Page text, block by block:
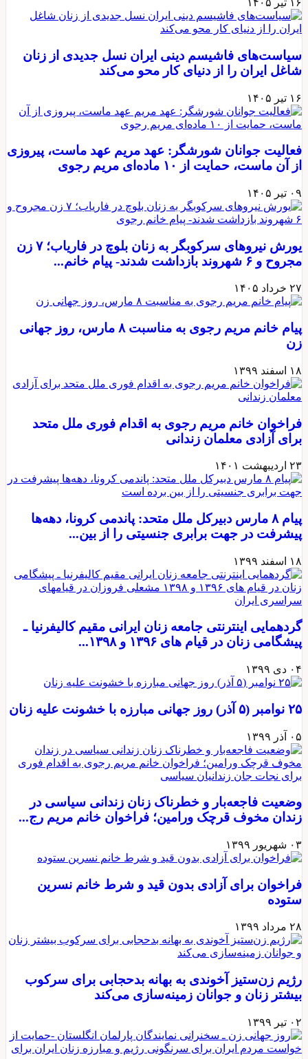
۱۶ تیر ۱۴۰۵
سیاست‌های فاشیسم دینی ایران نسل جدیدی از زنان
شاغل ایران را از دنیای کار محو می‌کند
۱۶ تیر ۱۴۰۵
فعالیت جوانان شورشگر: عهد مریم عهد ماست، پیروزی
از آن ماست، حمایت از ۱۰ ماده‌ای مریم رجوی
۰۹ تیر ۱۴۰۵
یورش نیروهای سرکوبگر به زنان بلوچ در فاریاب؛ ۷ زن
مجروح و ۶ شهروند بازداشت شدند- پیام خانم...
۲۷ خرداد ۱۴۰۵
پيام خانم مريم رجوی به مناسبت ۸ مارس، روز جهانی
زن
۱۸ اسفند ۱۳۹۹
فراخوان خانم مریم رجوی به اقدام فوری ملل متحد
برای آزادی معلمان زندانی
۲۳ اردیبهشت ۱۴۰۱
پیام ۸ مارس دبیرکل ملل متحد:‌ پاندمی کرونا، دهه‌ها
پیشرفت در جهت برابری جنسیتی را از بین...
۱۸ اسفند ۱۳۹۹
گردهمایی اینترنتی جامعه زنان ایرانی مقیم کالیفرنیا ـ
پیشگامی زنان در قیام های ۱۳۹۶ و ۱۳۹۸...
۰۴ دی ۱۳۹۹
۲۵ نوامبر (۵ آذر) روز جهانی مبارزه با خشونت علیه زنان
۰۵ آذر ۱۳۹۹
وضعیت فاجعه‌بار و خطرناک زنان زندانی سیاسی در
زندان مخوف قرچک ورامین؛ فراخوان خانم مریم رج...
۰۳ شهریور ۱۳۹۹
فراخوان برای آزادی بدون قید و شرط خانم نسرین
ستوده
۲۸ مرداد ۱۳۹۹
رژیم زن‌ستیز آخوندی به بهانه بدحجابی برای سرکوب
بیشتر زنان و جوانان زمینه‌سازی می‌کند
۰۲ تیر ۱۳۹۹